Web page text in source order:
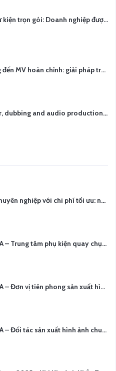
Tổ chức sự kiện trọn gói: Doanh nghiệp được gì khi chọn đơn vị chuyên nghiệp?
Từ ý tưởng đến MV hoàn chỉnh: giải pháp trọn gói tại YCN Media
Voice over, dubbing and audio production services in Vietnam for global content
Làm MV chuyên nghiệp với chi phí tối ưu: nên chọn quay thực tế hay video AI?
YCN MEDIA – Trung tâm phụ kiện quay chụp tại Hà Nội
YCN MEDIA – Đơn vị tiên phong sản xuất hình ảnh & âm thanh bằng AI tại Hà Nội
YCN MEDIA – Đối tác sản xuất hình ảnh chuyên nghiệp cho doanh nghiệp tại Hà Nội